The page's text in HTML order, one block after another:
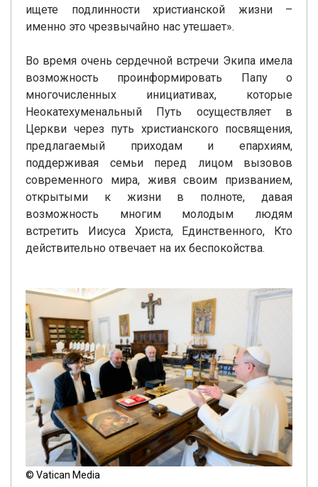
ищете подлинности христианской жизни –
именно это чрезвычайно нас утешает».
Во время очень сердечной встречи Экипа имела
возможность проинформировать Папу о
многочисленных инициативах, которые
Неокатехуменальный Путь осуществляет в
Церкви через путь христианского посвящения,
предлагаемый приходам и епархиям,
поддерживая семьи перед лицом вызовов
современного мира, живя своим призванием,
открытыми к жизни в полноте, давая
возможность многим молодым людям
встретить Иисуса Христа, Единственного, Кто
действительно отвечает на их беспокойства.
© Vatican Media